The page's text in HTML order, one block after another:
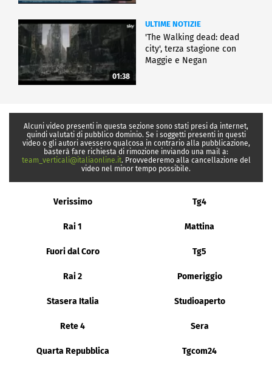
01:38
ULTIME NOTIZIE
'The Walking dead: dead
city', terza stagione con
Maggie e Negan
Alcuni video presenti in questa sezione sono stati presi da internet,
quindi valutati di pubblico dominio. Se i soggetti presenti in questi
video o gli autori avessero qualcosa in contrario alla pubblicazione,
basterà fare richiesta di rimozione inviando una mail a:
team_verticali@italiaonline.it. Provvederemo alla cancellazione del
video nel minor tempo possibile.
Verissimo Tg4
Rai 1 Mattina
Fuori dal Coro Tg5
Rai 2 Pomeriggio
Stasera Italia Studioaperto
Rete 4 Sera
Quarta Repubblica Tgcom24